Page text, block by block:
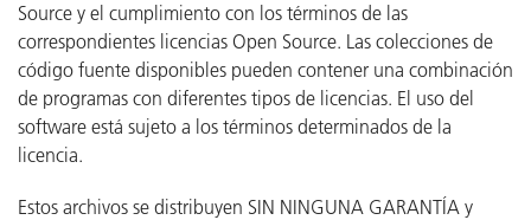
Source y el cumplimiento con los términos de las
correspondientes licencias Open Source. Las colecciones de
código fuente disponibles pueden contener una combinación
de programas con diferentes tipos de licencias. El uso del
software está sujeto a los términos determinados de la
licencia.
Estos archivos se distribuyen SIN NINGUNA GARANTÍA y